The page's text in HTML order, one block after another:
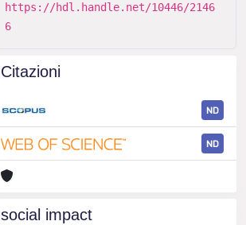
https://hdl.handle.net/10446/2146
6
Citazioni
ND
ND
social impact